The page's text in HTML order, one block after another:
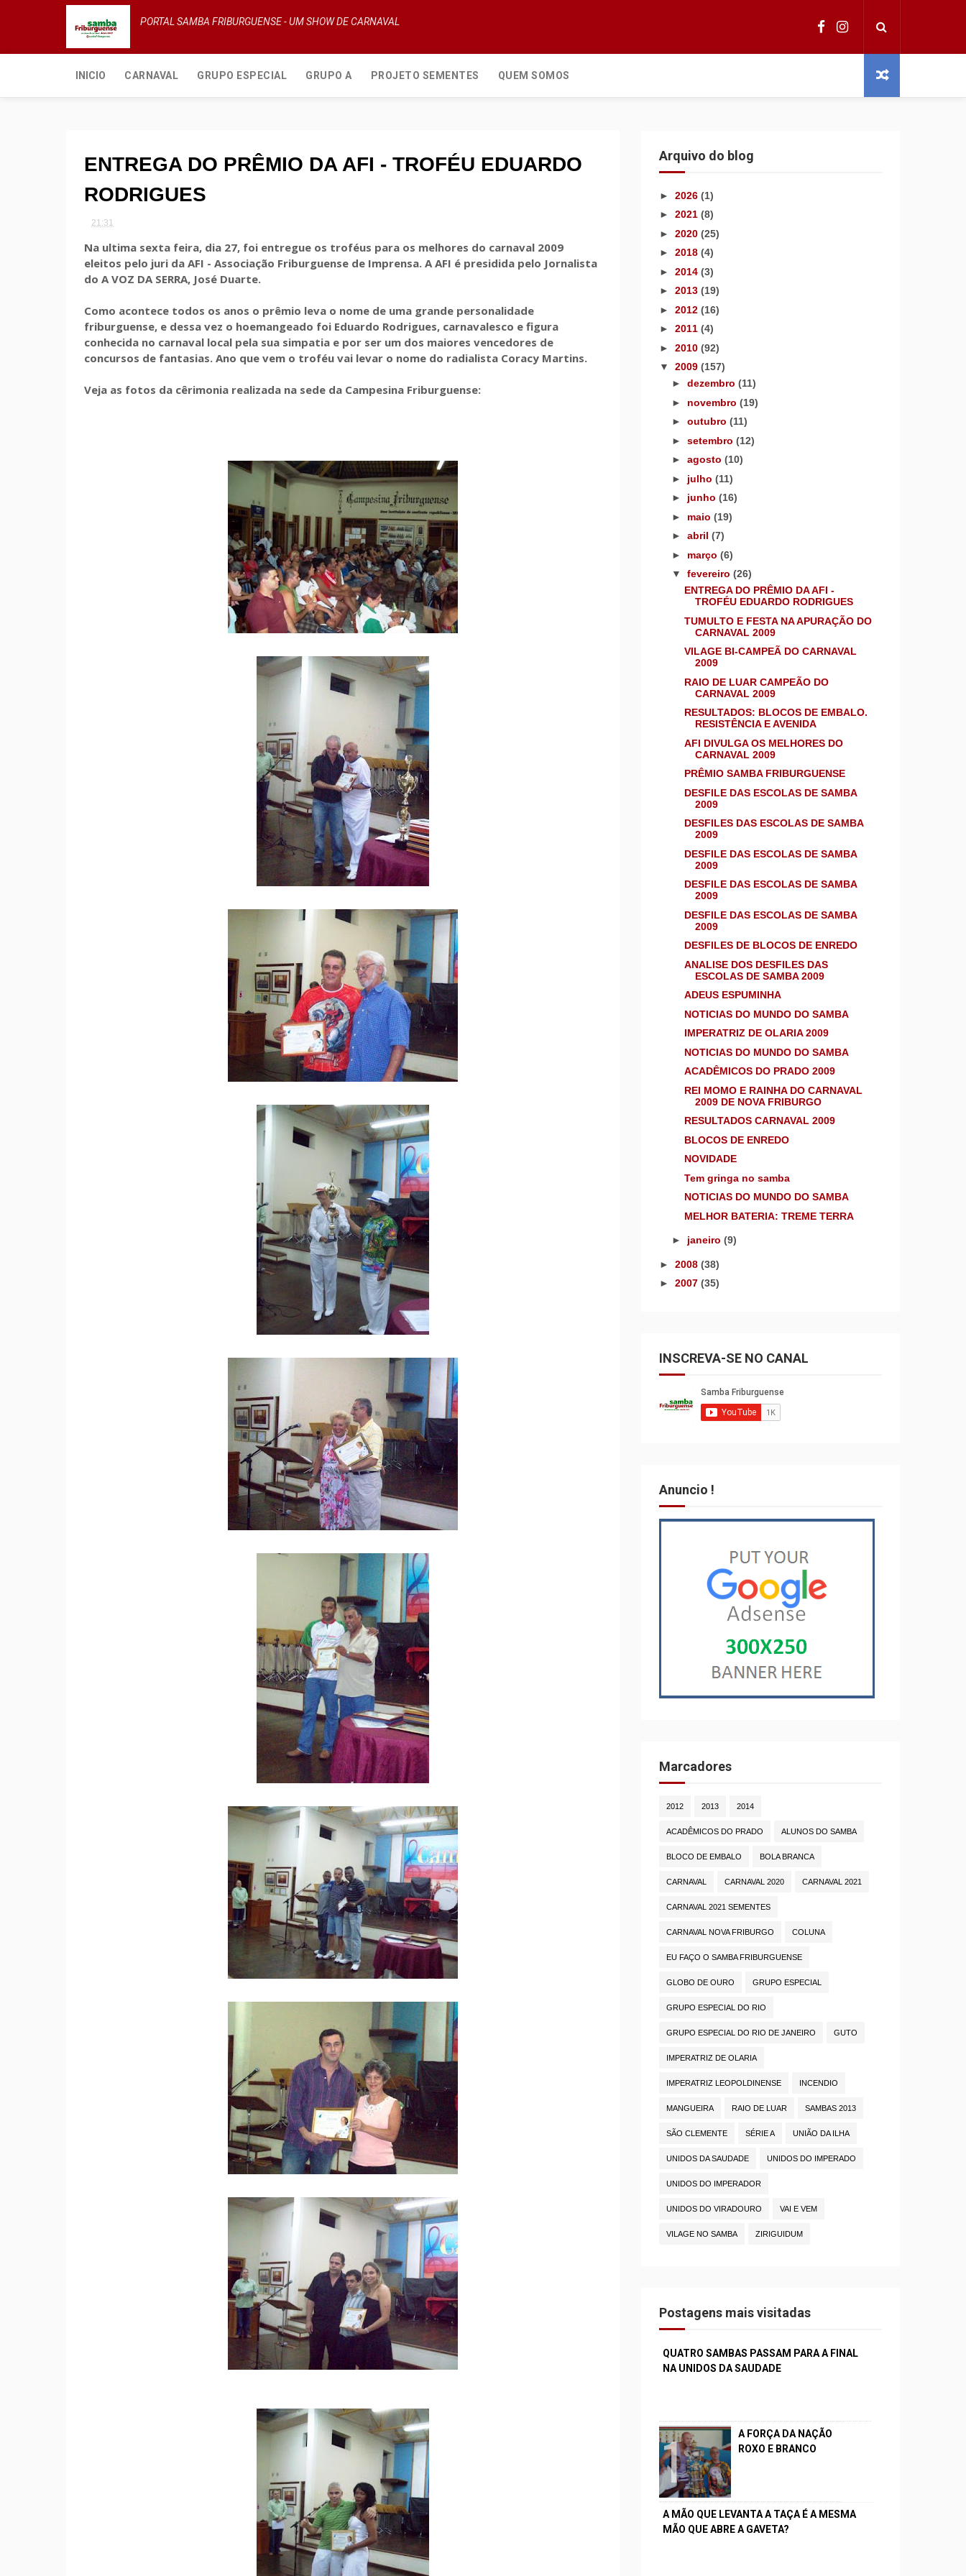
PORTAL SAMBA FRIBURGUENSE - UM SHOW DE CARNAVAL
INICIO CARNAVAL GRUPO ESPECIAL GRUPO A PROJETO SEMENTES QUEM SOMOS
ENTREGA DO PRÊMIO DA AFI - TROFÉU EDUARDO
RODRIGUES
21:31
Na ultima sexta feira, dia 27, foi entregue os troféus para os melhores do carnaval 2009
eleitos pelo juri da AFI - Associação Friburguense de Imprensa. A AFI é presidida pelo Jornalista
do A VOZ DA SERRA, José Duarte.
Como acontece todos os anos o prêmio leva o nome de uma grande personalidade
friburguense, e dessa vez o hoemangeado foi Eduardo Rodrigues, carnavalesco e figura
conhecida no carnaval local pela sua simpatia e por ser um dos maiores vencedores de
concursos de fantasias. Ano que vem o troféu vai levar o nome do radialista Coracy Martins.
Veja as fotos da cêrimonia realizada na sede da Campesina Friburguense:
Arquivo do blog
► 2026 (1)
► 2021 (8)
► 2020 (25)
► 2018 (4)
► 2014 (3)
► 2013 (19)
► 2012 (16)
► 2011 (4)
► 2010 (92)
▼ 2009 (157)
► dezembro (11)
► novembro (19)
► outubro (11)
► setembro (12)
► agosto (10)
► julho (11)
► junho (16)
► maio (19)
► abril (7)
► março (6)
▼ fevereiro (26)
ENTREGA DO PRÊMIO DA AFI -
TROFÉU EDUARDO RODRIGUES
TUMULTO E FESTA NA APURAÇÃO DO
CARNAVAL 2009
VILAGE BI-CAMPEÃ DO CARNAVAL
2009
RAIO DE LUAR CAMPEÃO DO
CARNAVAL 2009
RESULTADOS: BLOCOS DE EMBALO.
RESISTÊNCIA E AVENIDA
AFI DIVULGA OS MELHORES DO
CARNAVAL 2009
PRÊMIO SAMBA FRIBURGUENSE
DESFILE DAS ESCOLAS DE SAMBA
2009
DESFILES DAS ESCOLAS DE SAMBA
2009
DESFILE DAS ESCOLAS DE SAMBA
2009
DESFILE DAS ESCOLAS DE SAMBA
2009
DESFILE DAS ESCOLAS DE SAMBA
2009
DESFILES DE BLOCOS DE ENREDO
ANALISE DOS DESFILES DAS
ESCOLAS DE SAMBA 2009
ADEUS ESPUMINHA
NOTICIAS DO MUNDO DO SAMBA
IMPERATRIZ DE OLARIA 2009
NOTICIAS DO MUNDO DO SAMBA
ACADÊMICOS DO PRADO 2009
REI MOMO E RAINHA DO CARNAVAL
2009 DE NOVA FRIBURGO
RESULTADOS CARNAVAL 2009
BLOCOS DE ENREDO
NOVIDADE
Tem gringa no samba
NOTICIAS DO MUNDO DO SAMBA
MELHOR BATERIA: TREME TERRA
► janeiro (9)
► 2008 (38)
► 2007 (35)
INSCREVA-SE NO CANAL
Anuncio !
Marcadores
2012 2013 2014
ACADÊMICOS DO PRADO ALUNOS DO SAMBA
BLOCO DE EMBALO BOLA BRANCA
CARNAVAL CARNAVAL 2020 CARNAVAL 2021
CARNAVAL 2021 SEMENTES
CARNAVAL NOVA FRIBURGO COLUNA
EU FAÇO O SAMBA FRIBURGUENSE
GLOBO DE OURO GRUPO ESPECIAL
GRUPO ESPECIAL DO RIO
GRUPO ESPECIAL DO RIO DE JANEIRO GUTO
IMPERATRIZ DE OLARIA
IMPERATRIZ LEOPOLDINENSE INCENDIO
MANGUEIRA RAIO DE LUAR SAMBAS 2013
SÃO CLEMENTE SÉRIE A UNIÃO DA ILHA
UNIDOS DA SAUDADE UNIDOS DO IMPERADO
UNIDOS DO IMPERADOR
UNIDOS DO VIRADOURO VAI E VEM
VILAGE NO SAMBA ZIRIGUIDUM
Postagens mais visitadas
QUATRO SAMBAS PASSAM PARA A FINAL
NA UNIDOS DA SAUDADE
A FORÇA DA NAÇÃO
ROXO E BRANCO
A MÃO QUE LEVANTA A TAÇA É A MESMA
MÃO QUE ABRE A GAVETA?